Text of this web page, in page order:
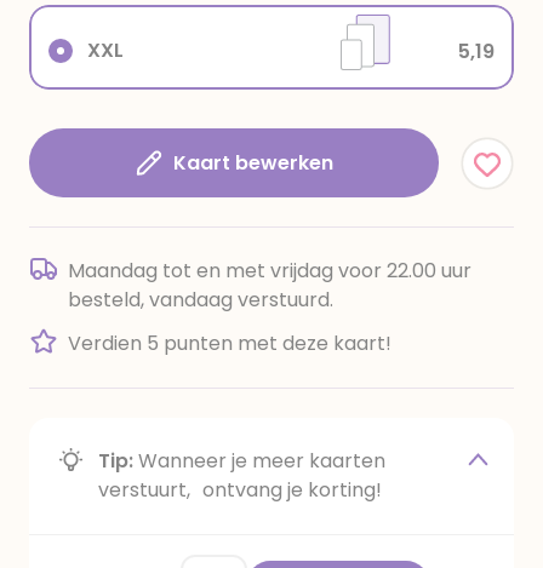
XXL 5,19
Kaart bewerken
Maandag tot en met vrijdag voor 22.00 uur
besteld, vandaag verstuurd.
Verdien 5 punten met deze kaart!
Tip:Wanneer je meer kaarten
verstuurt, ontvang je korting!